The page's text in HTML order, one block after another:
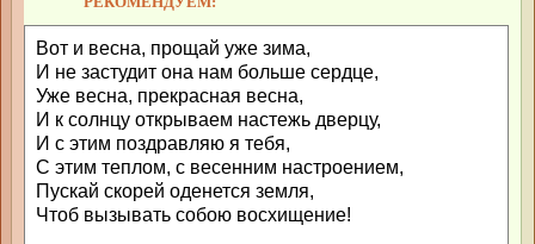
Вот и весна, прощай уже зима,
И не застудит она нам больше сердце,
Уже весна, прекрасная весна,
И к солнцу открываем настежь дверцу,
И с этим поздравляю я тебя,
С этим теплом, с весенним настроением,
Пускай скорей оденется земля,
Чтоб вызывать собою восхищение!